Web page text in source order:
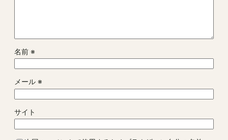
名前 ※
メール ※
サイト